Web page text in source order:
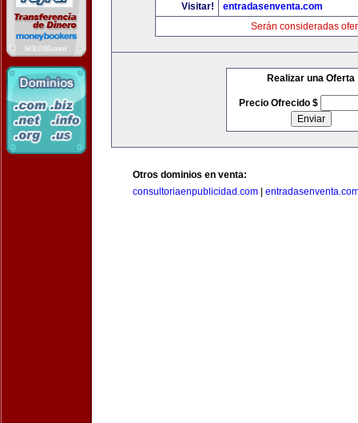
Visitar!
entradasenventa.com
Serán consideradas
Realizar una Oferta
Precio Ofrecido $
Otros dominios en venta:
consultoriaenpublicidad.com